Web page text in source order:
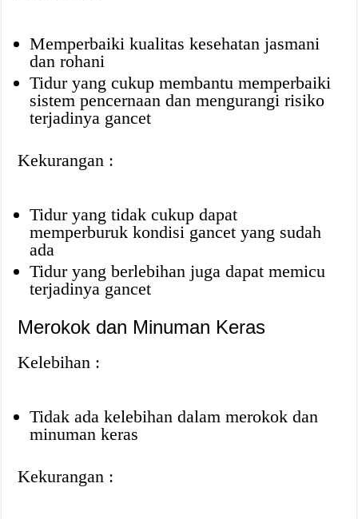
Memperbaiki kualitas kesehatan jasmani
dan rohani
Tidur yang cukup membantu memperbaiki
sistem pencernaan dan mengurangi risiko
terjadinya gancet
Kekurangan :
Tidur yang tidak cukup dapat
memperburuk kondisi gancet yang sudah
ada
Tidur yang berlebihan juga dapat memicu
terjadinya gancet
Merokok dan Minuman Keras
Kelebihan :
Tidak ada kelebihan dalam merokok dan
minuman keras
Kekurangan :